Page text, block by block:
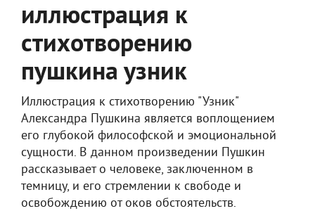
иллюстрация к
стихотворению
пушкина узник
Иллюстрация к стихотворению "Узник"
Александра Пушкина является воплощением
его глубокой философской и эмоциональной
сущности. В данном произведении Пушкин
рассказывает о человеке, заключенном в
темницу, и его стремлении к свободе и
освобождению от оков обстоятельств.